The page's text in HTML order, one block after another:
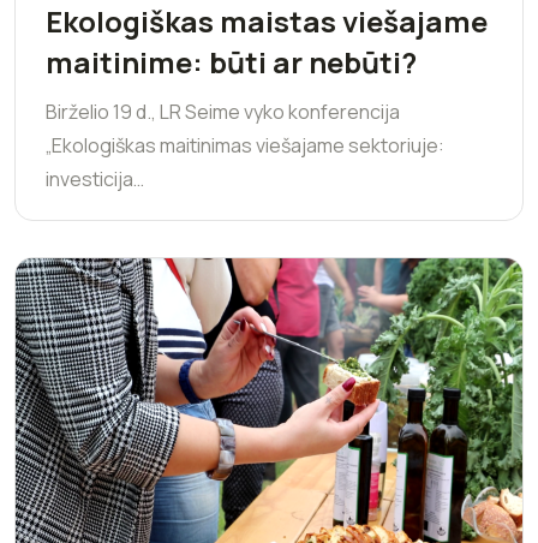
Ekologiškas maistas viešajame
maitinime: būti ar nebūti?
Birželio 19 d., LR Seime vyko konferencija
„Ekologiškas maitinimas viešajame sektoriuje:
investicija…